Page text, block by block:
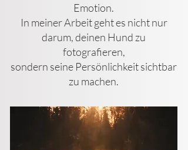
Emotion.
In meiner Arbeit geht es nicht nur
darum, deinen Hund zu
fotografieren,
sondern seine Persönlichkeit sichtbar
zu machen.